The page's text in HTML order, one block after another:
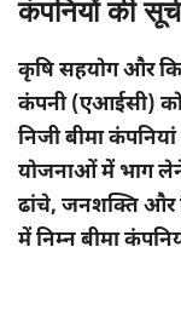
कंपनियों की
कृषि सहयोग और
कंपनी (एआईसी) को
निजी बीमा
योजनाओं में भाग लेने
ढांचे, जनशक्ति और
में निम्न बीमा